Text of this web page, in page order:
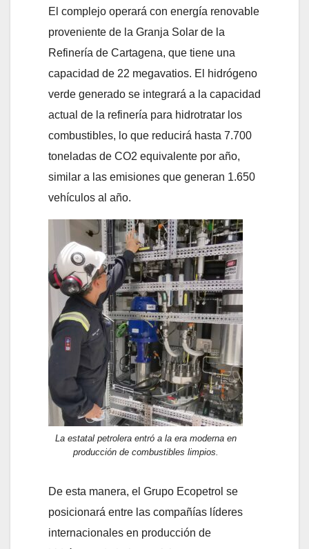
El complejo operará con energía renovable
proveniente de la Granja Solar de la
Refinería de Cartagena, que tiene una
capacidad de 22 megavatios. El hidrógeno
verde generado se integrará a la capacidad
actual de la refinería para hidrotratar los
combustibles, lo que reducirá hasta 7.700
toneladas de CO2 equivalente por año,
similar a las emisiones que generan 1.650
vehículos al año.
La estatal petrolera entró a la era moderna en
producción de combustibles limpios.
De esta manera, el Grupo Ecopetrol se
posicionará entre las compañías líderes
internacionales en producción de